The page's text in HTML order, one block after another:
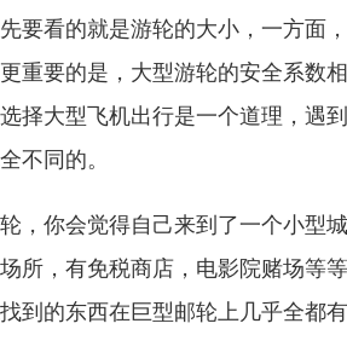
要看的就是游轮的大小，一方面
重要的是，大型游轮的安全系数
择大型飞机出行是一个道理，遇
不同的。
，你会觉得自己来到了一个小型
所，有免税商店，电影院赌场等
到的东西在巨型邮轮上几乎全都